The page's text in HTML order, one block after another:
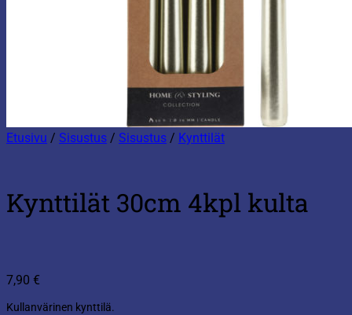
Etusivu / Sisustus / Sisustus / Kynttilät
Kynttilät 30cm 4kpl kulta
7,90 €
Kullanvärinen kynttilä.